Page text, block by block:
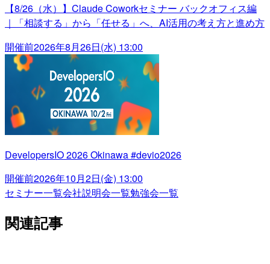
【8/26（水）】Claude Coworkセミナー バックオフィス編
｜「相談する」から「任せる」へ、AI活用の考え方と進め方
開催前2026年8月26日(水) 13:00
DevelopersIO 2026 Okinawa #devio2026
開催前2026年10月2日(金) 13:00
セミナー一覧会社説明会一覧勉強会一覧
関連記事